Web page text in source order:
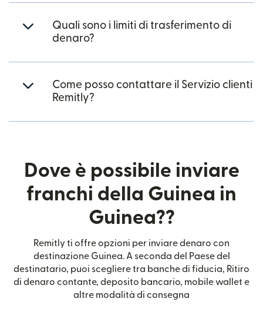
Quali sono i limiti di trasferimento di
denaro?
Come posso contattare il Servizio clienti
Remitly?
Dove è possibile inviare
franchi della Guinea in
Guinea??
Remitly ti offre opzioni per inviare denaro con
destinazione Guinea. A seconda del Paese del
destinatario, puoi scegliere tra banche di fiducia, Ritiro
di denaro contante, deposito bancario, mobile wallet e
altre modalità di consegna